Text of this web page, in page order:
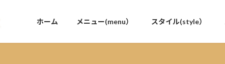
ホーム メニュー(menu） スタイル(style）